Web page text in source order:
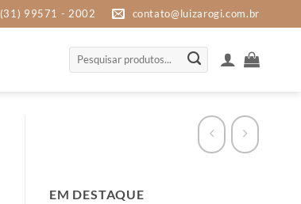
(31) 99571 - 2002 contato@luizarogi.com.br
Pesquisar
EM DESTAQUE